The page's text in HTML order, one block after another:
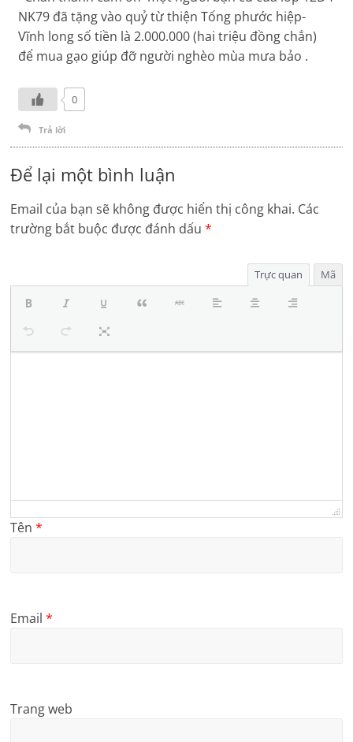
NK79 đã tặng vào quỷ từ thiện Tống phước hiệp-
Vĩnh long số tiền là 2.000.000 (hai triệu đồng chẳn)
để mua gạo giúp đỡ người nghèo mùa mưa bảo .
0
Trả lời
Để lại một bình luận
Email của bạn sẽ không được hiển thị công khai. Các
trường bắt buộc được đánh dấu*
Trực quan Mã
Tên*
Email*
Trang web